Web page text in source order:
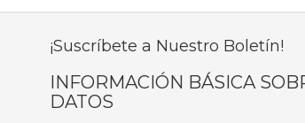
¡Suscríbete a Nuestro Boletín!
INFORMACIÓN BÁSICA
DATOS